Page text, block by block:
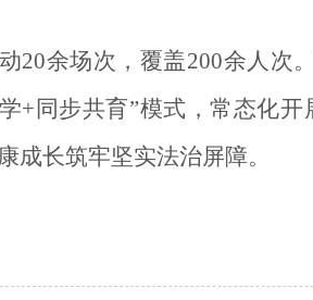
20余场次，覆盖200余人次
+同步共育”模式，常态化
成长筑牢坚实法治屏障。